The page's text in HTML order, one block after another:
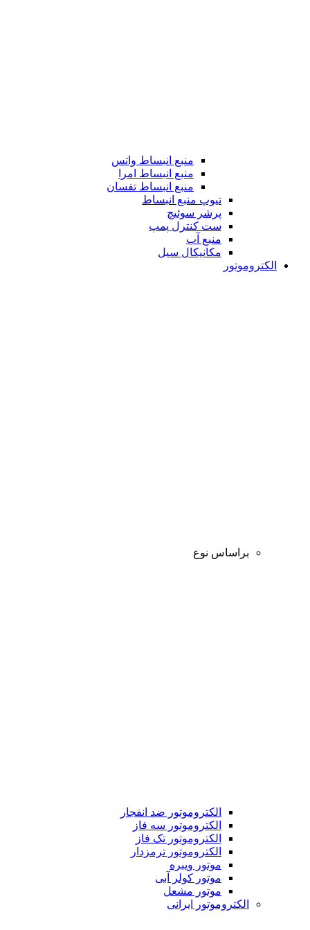
منبع انبساط واتس
منبع انبساط امرا
منبع انبساط تفسان
تیوپ منبع انبساط
پرشر سوئیچ
ست کنترل پمپ
منبع آب
مکانیکال سیل
الکتروموتور
براساس نوع
الکتروموتور ضد انفجار
الکتروموتور سه فاز
الکتروموتور تک فاز
الکتروموتور ترمزدار
موتور ویبره
موتور کولر آبی
موتور مشعل
الکتروموتور ایرانی